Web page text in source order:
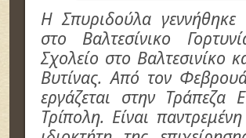
Η Σπυριδούλα
στο Βαλτεσίνικο
Σχολείο στο Βαλτεσινίκο
Βυτίνας. Aπό τον
εργάζεται στην Τράπεζα
Τρίπολη. Είναι